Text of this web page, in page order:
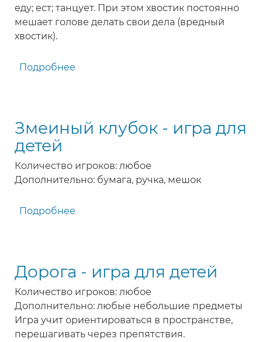
еду; ест; танцует. При этом хвостик постоянно
мешает голове делать свои дела (вредный
хвостик).
Подробнее
подвижная
игра
детей
Змеиный клубок - игра для
детей
Количество игроков: любое
Дополнительно: бумага, ручка, мешок
Подробнее
игра
для
детей
Дорога - игра для детей
Количество игроков: любое
Дополнительно: любые небольшие предметы
Игра учит ориентироваться в пространстве,
перешагивать через препятствия.